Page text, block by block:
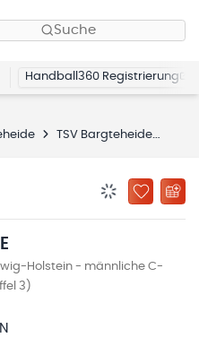
Suche
Handball360 Registrierung
TSV Bargteheide
ZU
Holstein - männliche C-
3)